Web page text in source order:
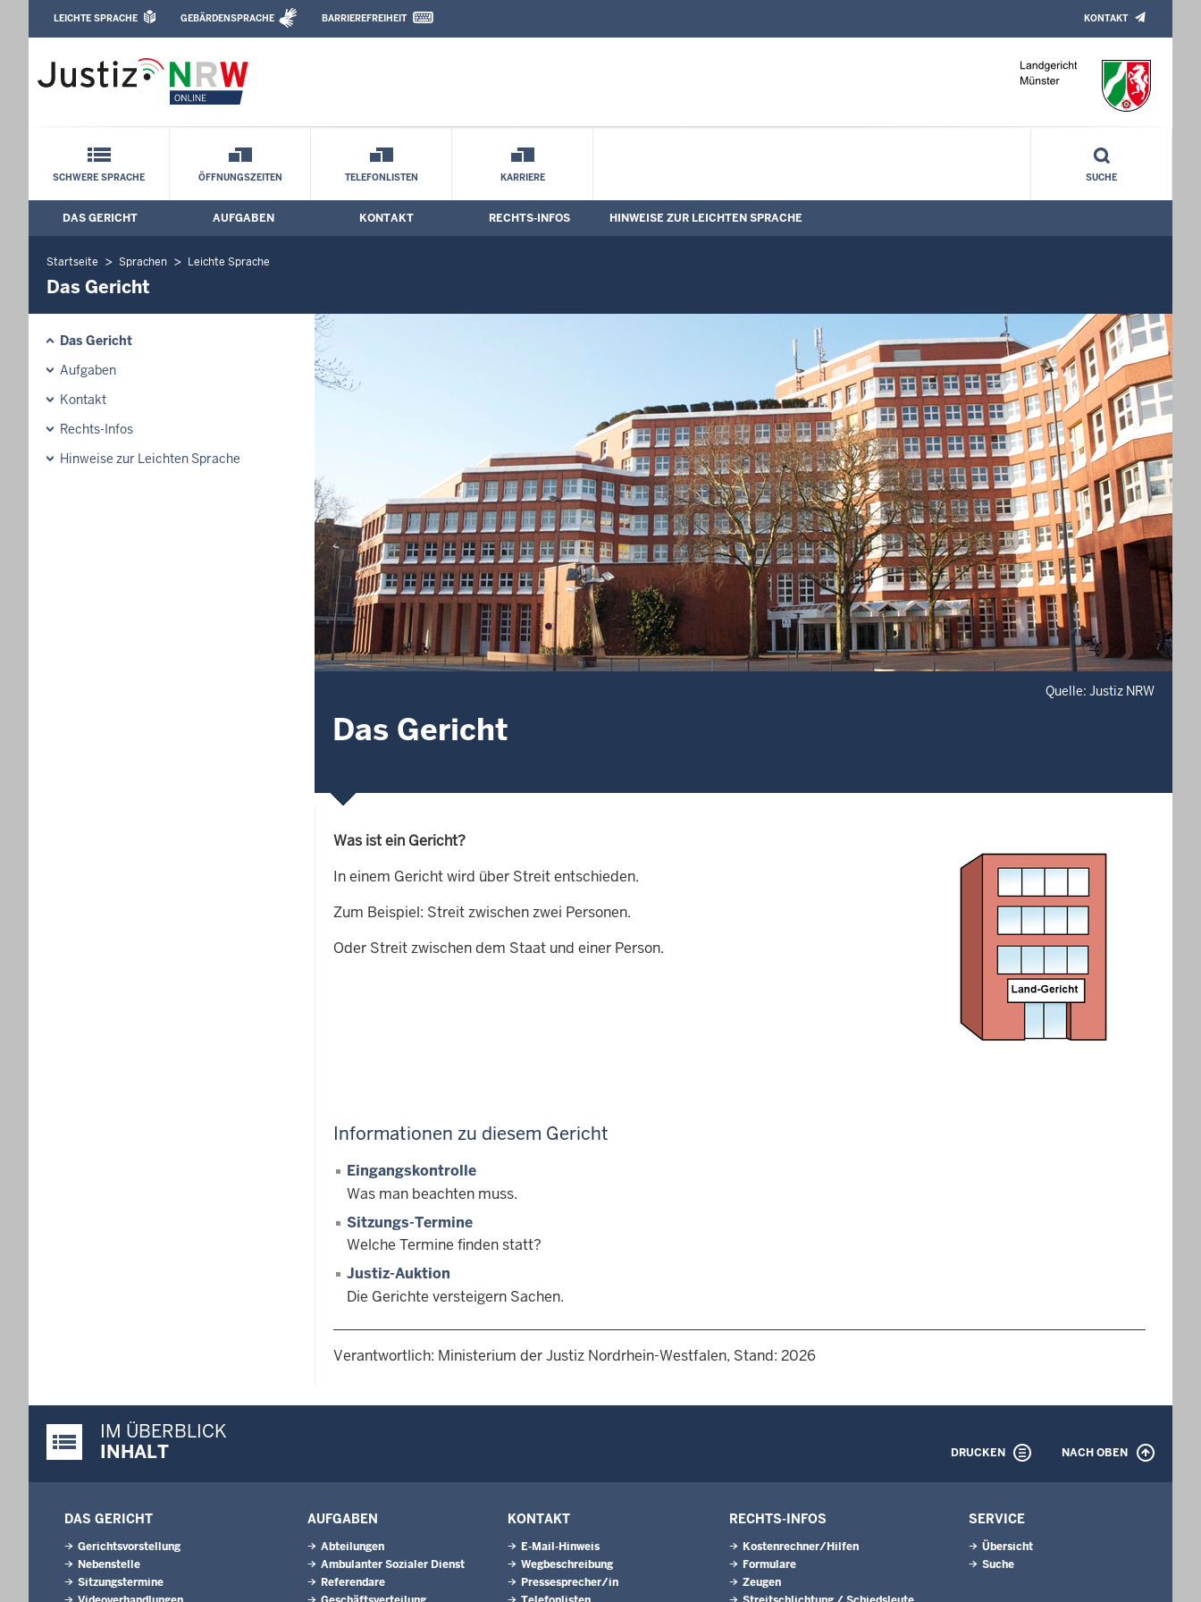
Landgericht Münster: Das Gericht
Leichte Sprache, Gebärdensprachenvideo und Kontaktformular
LEICHTE SPRACHE GEBÄRDENSPRACHE BARRIEREFREIHEIT KONTAKT
Schnellnavigation mit Volltext-Suche
SCHWERE SPRACHE ÖFFNUNGSZEITEN TELEFONLISTEN KARRIERE SUCHE
Hauptmenü: Hauptnavigation
DAS GERICHT AUFGABEN KONTAKT RECHTS-INFOS HINWEISE ZUR LEICHTEN SPRACHE
Startseite Sprachen Leichte Sprache
Das Gericht
Das Gericht
Aufgaben
Kontakt
Rechts-Infos
Hinweise zur Leichten Sprache
Quelle: Justiz NRW
Das Gericht
Was ist ein Gericht?
In einem Gericht wird über Streit entschieden.
Zum Beispiel: Streit zwischen zwei Personen.
Oder Streit zwischen dem Staat und einer Person.
Informationen zu diesem Gericht
Eingangskontrolle
Was man beachten muss.
Sitzungs-Termine
Welche Termine finden statt?
Justiz-Auktion
Die Gerichte versteigern Sachen.
Verantwortlich: Ministerium der Justiz Nordrhein-Westfalen, Stand: 2026
Justiz-Portal im Überblick:
IM ÜBERBLICK
INHALT
DRUCKEN NACH OBEN
DAS GERICHT
Gerichtsvorstellung
Nebenstelle
Sitzungstermine
AUFGABEN
Abteilungen
Ambulanter Sozialer Dienst
Referendare
KONTAKT
E-Mail-Hinweis
Wegbeschreibung
Pressesprecher/in
RECHTS-INFOS
Kostenrechner/Hilfen
Formulare
Zeugen
SERVICE
Übersicht
Suche